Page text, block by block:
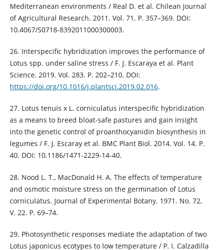
Mediterranean environments / Real D. et al. Chilean Journal
of Agricultural Research. 2011. Vol. 71. P. 357–369. DOI:
10.4067/S0718-8392011000300003.
26. Interspecific hybridization improves the performance of
Lotus spp. under saline stress / F. J. Escaraya et al. Plant
Science. 2019. Vol. 283. P. 202–210. DOI:
https://doi.org/10.1016/j.plantsci.2019.02.016.
27. Lotus tenuis x L. corniculatus interspecific hybridization
as a means to breed bloat-safe pastures and gain insight
into the genetic control of proanthocyanidin biosynthesis in
legumes / F. J. Escaray et al. BMC Plant Biol. 2014. Vol. 14. P.
40. DOI: 10.1186/1471-2229-14-40.
28. Nood L. T., MacDonald H. A. The effects of temperature
and osmotic moisture stress on the germination of Lotus
corniculatus. Journal of Experimental Botany. 1971. No. 72,
V. 22. Р. 69–74.
29. Photosynthetic responses mediate the adaptation of two
Lotus japonicus ecotypes to low temperature / P. I. Calzadilla